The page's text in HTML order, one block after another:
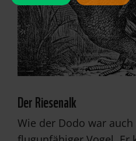
Der Riesenalk
Wie der Dodo war